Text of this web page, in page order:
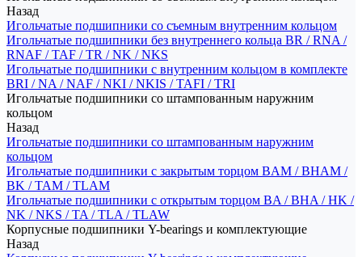
Назад
Игольчатые подшипники со съемным внутренним кольцом
Игольчатые подшипники без внутреннего кольца BR / RNA /
RNAF / TAF / TR / NK / NKS
Игольчатые подшипники с внутренним кольцом в комплекте
BRI / NA / NAF / NKI / NKIS / TAFI / TRI
Игольчатые подшипники со штампованным наружним
кольцом
Назад
Игольчатые подшипники со штампованным наружним
кольцом
Игольчатые подшипники с закрытым торцом BAM / BHAM /
BK / TAM / TLAM
Игольчатые подшипники с открытым торцом BA / BHA / HK /
NK / NKS / TA / TLA / TLAW
Корпусные подшипники Y-bearings и комплектующие
Назад